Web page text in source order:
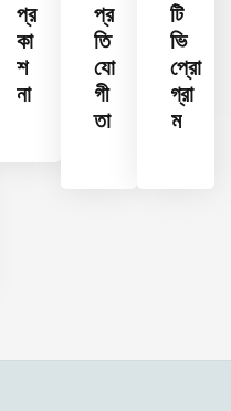
প্র
কা
শ
না
প্র
তি
যো
গী
তা
টি
ভি
প্রো
গ্রা
ম